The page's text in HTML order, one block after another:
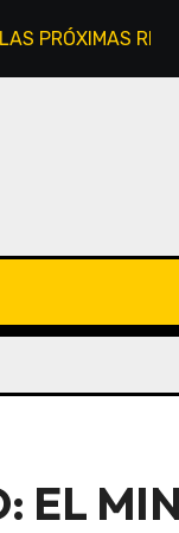
PRÓXIMAS
EL